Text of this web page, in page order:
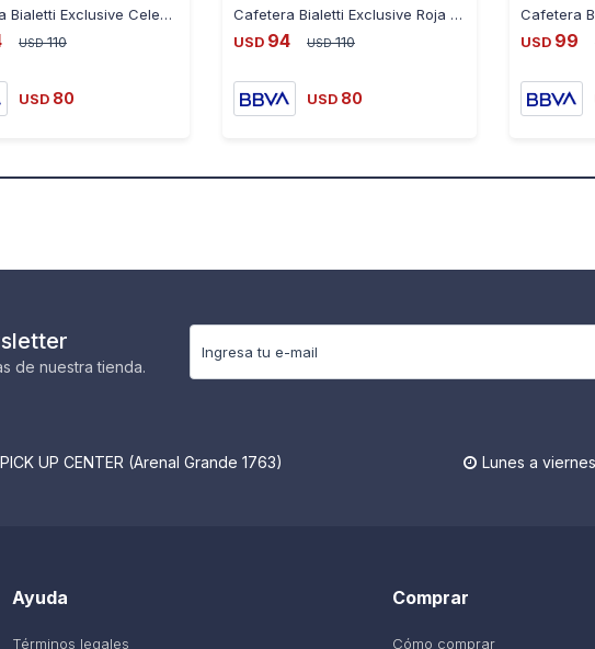
Cafetera Bialetti Exclusive Celeste 6 Pocillos (Aluminio) - CELESTE
USD 110
USD 80
Cafetera Bialetti Exclusive Roja 6 Pocillos (Aluminio) - ROJO
USD 94 USD 110
USD 80
USD 99
de nuestra tienda.
UP CENTER (Arenal Grande 1763)  Lunes a
Ayuda
Términos legales
Comprar
Cómo comprar